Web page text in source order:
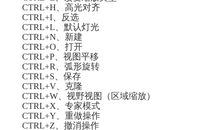
CTRL+H、高光对齐
CTRL+I、反选
CTRL+L、默认灯光
CTRL+N、新建
CTRL+O、打开
CTRL+P、视图平移
CTRL+R、弧形旋转
CTRL+S、保存
CTRL+V、克隆
CTRL+W、视野视图（区域缩放）
CTRL+X、专家模式
CTRL+Y、重做操作
CTRL+Z、撤消操作